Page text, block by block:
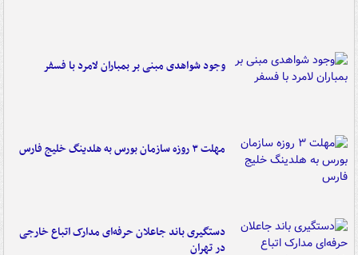
وجود شواهدی مبنی بر بمباران لامرد با فسفر
مهلت ۳ روزه سازمان بورس به هلدینگ خلیج فارس
دستگیری باند جاعلان حرفه‌ای مدارک اتباع خارجی
در تهران